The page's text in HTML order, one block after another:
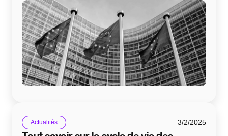
Actualités 3/2/2025